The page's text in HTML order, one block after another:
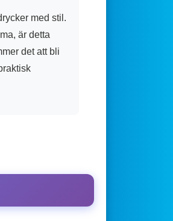
med stil.
är detta
det att bli